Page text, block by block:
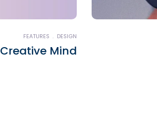
DESIGN
FEATURES
Creative Mind